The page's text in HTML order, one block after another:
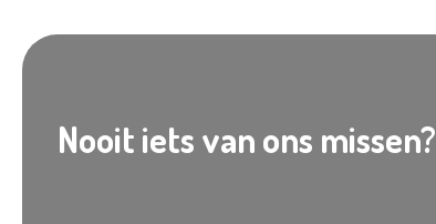
Nooit iets van ons missen?